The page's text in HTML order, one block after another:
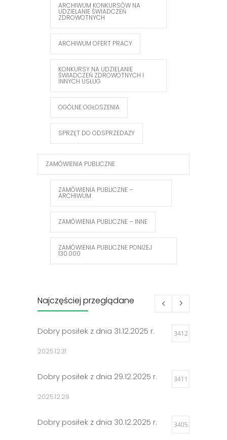
ARCHIWUM KONKURSÓW NA
UDZIELANIE ŚWIADCZEŃ
ZDROWOTNYCH
ARCHIWUM OFERT PRACY
KONKURSY NA UDZIELANIE
ŚWIADCZEŃ ZDROWOTNYCH I
INNYCH USŁUG
OGÓLNE OGŁOSZENIA
SPRZĘT DO ODSPRZEDAŻY
ZAMÓWIENIA PUBLICZNE
ZAMÓWIENIA PUBLICZNE –
ARCHIWUM
ZAMÓWIENIA PUBLICZNE – INNE
ZAMÓWIENIA PUBLICZNE PONIŻEJ
130.000
Najczęściej przeglądane
Dobry posiłek z dnia 31.12.2025 r. 3412
2025.12.31
Dobry posiłek z dnia 29.12.2025 r. 3411
2025.12.29
Dobry posiłek z dnia 30.12.2025 r. 3405